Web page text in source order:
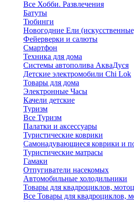
Все Хобби. Развлечения
Батуты
Тюбинги
Новогодние Ели
Фейерверки и салюты
Смартфон
Техника для дома
Системы автополива АкваДуся
Детские электромобили Chi Lok
Товары для дома
Электронные Часы
Качели детские
Туризм
Все Туризм
Палатки и аксессуары
Туристические коврики
Самонадувающиеся коврики и
Туристические матрасы
Гамаки
Отпугиватели насекомых
Автомобильные холодильники
Товары для квадроциклов,
Все Товары для квадроциклов,